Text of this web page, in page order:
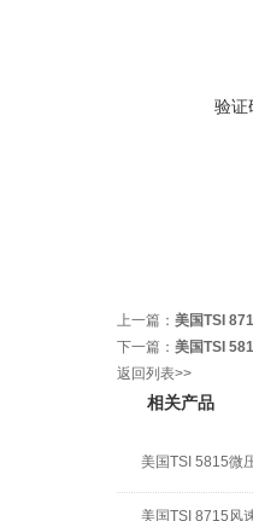
验证
上一篇： 美国TSI
下一篇： 美国TSI
返回列表>>
相关产品
美国TSI 5815微
美国TSI 8715风